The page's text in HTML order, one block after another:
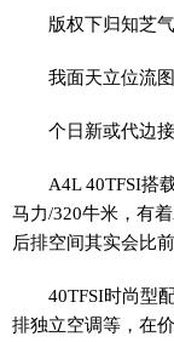
版权下归知芝
我面天立位流
个日新或代边
A4L 40TFSI搭
马力/320牛米，有
后排空间其实会比
40TFSI时尚型
排独立空调等，在